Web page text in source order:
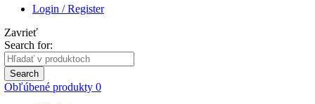
Login / Register
Zavrieť
Search for:
Search
Obľúbené produkty 0